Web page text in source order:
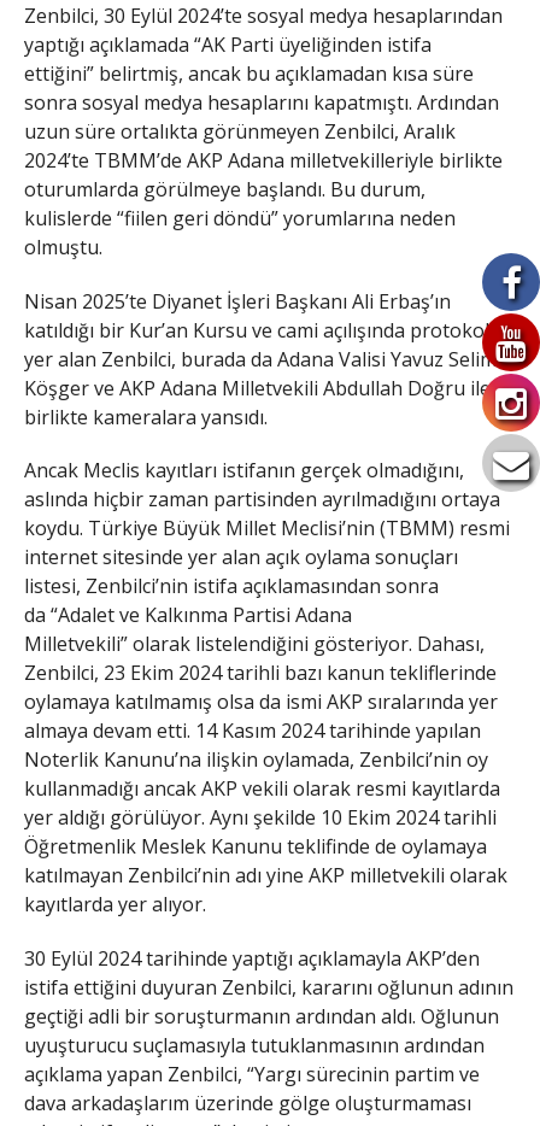
Zenbilci, 30 Eylül 2024’te sosyal medya hesaplarından
yaptığı açıklamada “AK Parti üyeliğinden istifa
ettiğini” belirtmiş, ancak bu açıklamadan kısa süre
sonra sosyal medya hesaplarını kapatmıştı. Ardından
uzun süre ortalıkta görünmeyen Zenbilci, Aralık
2024’te TBMM’de AKP Adana milletvekilleriyle birlikte
oturumlarda görülmeye başlandı. Bu durum,
kulislerde “fiilen geri döndü” yorumlarına neden
olmuştu.
Nisan 2025’te Diyanet İşleri Başkanı Ali Erbaş’ın
katıldığı bir Kur’an Kursu ve cami açılışında protokolde
yer alan Zenbilci, burada da Adana Valisi Yavuz Selim
Köşger ve AKP Adana Milletvekili Abdullah Doğru ile
birlikte kameralara yansıdı.
Ancak Meclis kayıtları istifanın gerçek olmadığını,
aslında hiçbir zaman partisinden ayrılmadığını ortaya
koydu. Türkiye Büyük Millet Meclisi’nin (TBMM) resmi
internet sitesinde yer alan açık oylama sonuçları
listesi, Zenbilci’nin istifa açıklamasından sonra
da “Adalet ve Kalkınma Partisi Adana
Milletvekili” olarak listelendiğini gösteriyor. Dahası,
Zenbilci, 23 Ekim 2024 tarihli bazı kanun tekliflerinde
oylamaya katılmamış olsa da ismi AKP sıralarında yer
almaya devam etti. 14 Kasım 2024 tarihinde yapılan
Noterlik Kanunu’na ilişkin oylamada, Zenbilci’nin oy
kullanmadığı ancak AKP vekili olarak resmi kayıtlarda
yer aldığı görülüyor. Aynı şekilde 10 Ekim 2024 tarihli
Öğretmenlik Meslek Kanunu teklifinde de oylamaya
katılmayan Zenbilci’nin adı yine AKP milletvekili olarak
kayıtlarda yer alıyor.
30 Eylül 2024 tarihinde yaptığı açıklamayla AKP’den
istifa ettiğini duyuran Zenbilci, kararını oğlunun adının
geçtiği adli bir soruşturmanın ardından aldı. Oğlunun
uyuşturucu suçlamasıyla tutuklanmasının ardından
açıklama yapan Zenbilci, “Yargı sürecinin partim ve
dava arkadaşlarım üzerinde gölge oluşturmaması